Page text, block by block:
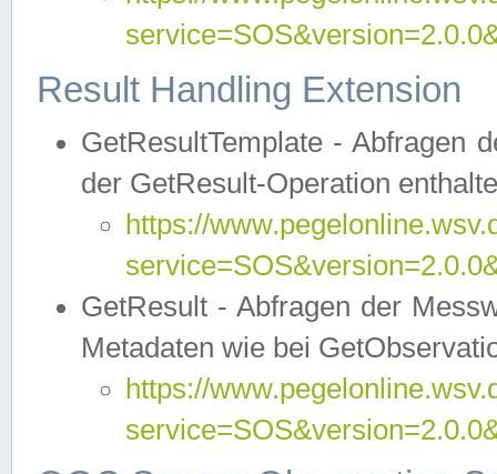
Result Handling Extension
GetResultTemplate - Abfragen
der GetResult-Operation
https://
GetResult - Abfragen der
Metadaten wie bei
https://